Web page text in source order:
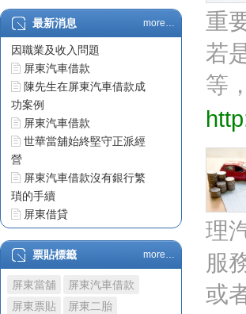
最新消息 more…
屏東汽車借款車貸不過原
因職業及收入問題
屏東汽車借款
陳先生在屏東汽車借款成
功案例
屏東汽車借款
世華當舖始終堅守正派經
營
屏東汽車借款沒有銀行繁
瑣的手續
屏東借貸
票貼利息
屏東借錢
屏東汽車借款
政府立案屏東當舖
屏東汽車借款車貸不過原
票貼標籤 more…
屏東當舖
屏東汽車借款
屏東票貼
屏東二胎
重
若
等
理
服
或